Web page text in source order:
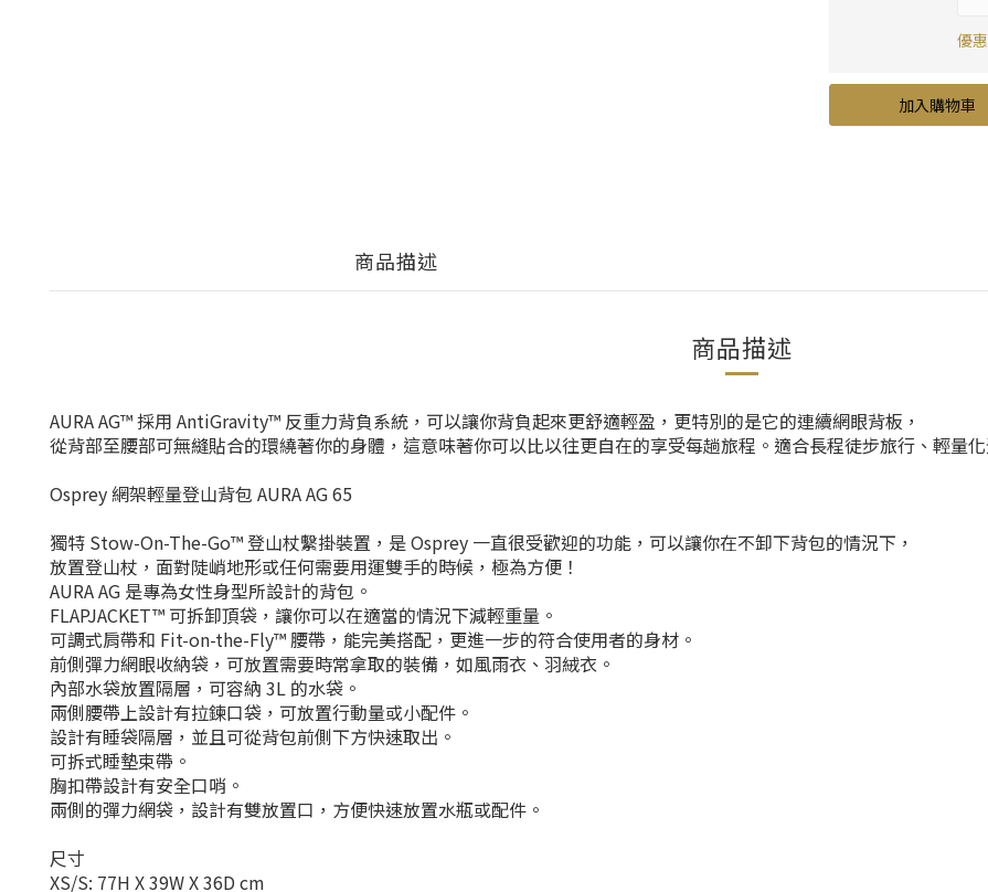
優
加入購物車
商品描述
商品描述
AURA AG™ 採用 AntiGravity™ 反重力背負系統，可以讓你背負起來更舒適輕盈，更特別的是它的連續網眼背板，
從背部至腰部可無縫貼合的環繞著你的身體，這意味著你可以比以往更自在的享受每趟旅程。適合長程徒步旅行、輕量
Osprey 網架輕量登山背包 AURA AG 65
獨特 Stow-On-The-Go™ 登山杖繫掛裝置，是 Osprey 一直很受歡迎的功能，可以讓你在不卸下背包的情況下，
放置登山杖，面對陡峭地形或任何需要用運雙手的時候，極為方便！
AURA AG 是專為女性身型所設計的背包。
FLAPJACKET™ 可拆卸頂袋，讓你可以在適當的情況下減輕重量。
可調式肩帶和 Fit-on-the-Fly™ 腰帶，能完美搭配，更進一步的符合使用者的身材。
前側彈力網眼收納袋，可放置需要時常拿取的裝備，如風雨衣、羽絨衣。
內部水袋放置隔層，可容納 3L 的水袋。
兩側腰帶上設計有拉鍊口袋，可放置行動量或小配件。
設計有睡袋隔層，並且可從背包前側下方快速取出。
可拆式睡墊束帶。
胸扣帶設計有安全口哨。
兩側的彈力網袋，設計有雙放置口，方便快速放置水瓶或配件。
尺寸
XS/S: 77H X 39W X 36D cm